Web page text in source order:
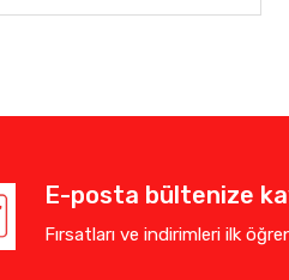
E-posta bültenize
Fırsatları ve indirimleri ilk